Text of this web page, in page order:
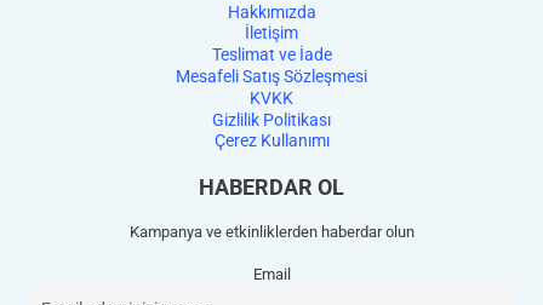
Hakkımızda
İletişim
Teslimat ve İade
Mesafeli Satış Sözleşmesi
KVKK
Gizlilik Politikası
Çerez Kullanımı
HABERDAR OL
Kampanya ve etkinliklerden haberdar olun
Email